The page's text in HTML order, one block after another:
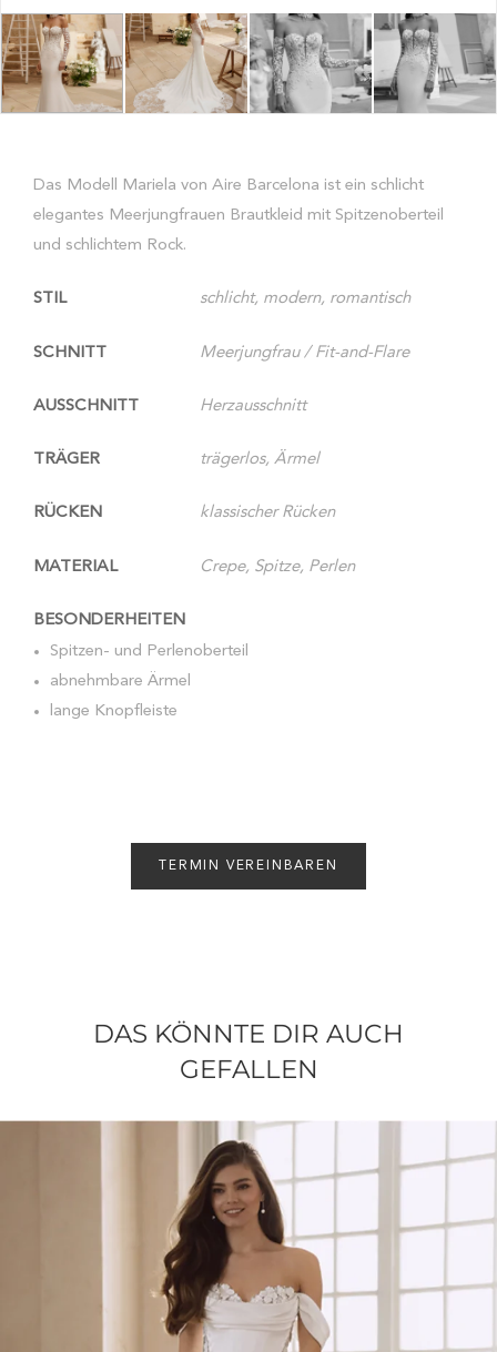
Das Modell Mariela von Aire Barcelona ist ein schlicht
elegantes Meerjungfrauen Brautkleid mit Spitzenoberteil
und schlichtem Rock.
STIL schlicht, modern, romantisch
SCHNITT Meerjungfrau / Fit-and-Flare
AUSSCHNITT Herzausschnitt
TRÄGER trägerlos, Ärmel
RÜCKEN klassischer Rücken
MATERIAL Crepe, Spitze, Perlen
BESONDERHEITEN
Spitzen- und Perlenoberteil
abnehmbare Ärmel
lange Knopfleiste
TERMIN VEREINBAREN
DAS KÖNNTE DIR AUCH
GEFALLEN